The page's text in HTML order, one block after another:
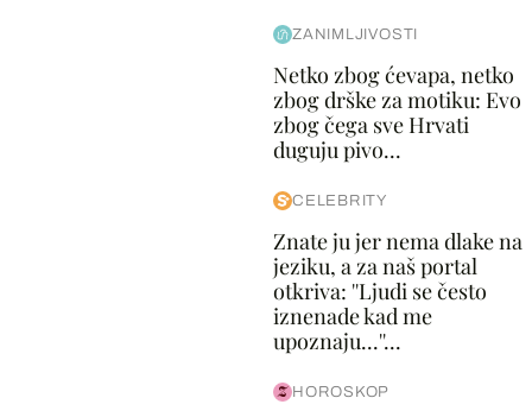
ZANIMLJIVOSTI
Netko zbog ćevapa, netko
zbog drške za motiku: Evo
zbog čega sve Hrvati
duguju pivo...
CELEBRITY
Znate ju jer nema dlake na
jeziku, a za naš portal
otkriva: ''Ljudi se često
iznenade kad me
upoznaju...''...
HOROSKOP